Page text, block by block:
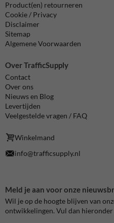
Product(en) retourneren
Cookie / Privacy
Disclaimer
Sitemap
Algemene Voorwaarden
Over TrafficSupply
Contact
Over ons
Nieuws en Blog
Levertijden
Veelgestelde vragen / FAQ
Winkelmand
info@trafficsupply.nl
Meld je aan voor onze
Wil je op de hoogte blijven van
ontwikkelingen. Vul dan hieronder